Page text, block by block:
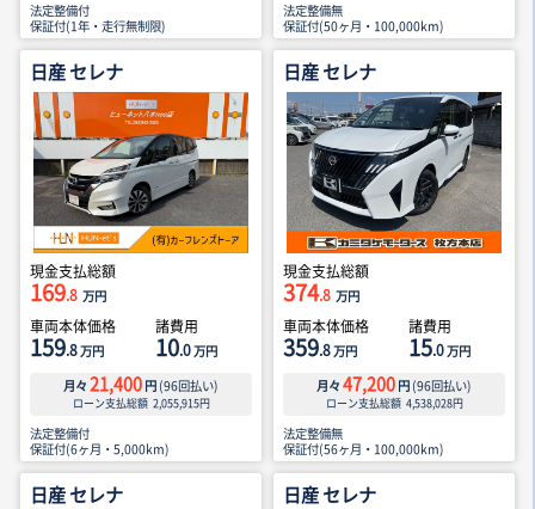
法定整備付
保証付(1年・走行無制限)
法定整備無
保証付(50ヶ月・100,000km)
日産 セレナ
現金支払総額
169.8 万円
車両本体価格
159.8万円
諸費用
10.0万円
月々 21,400 円 (96回払い)
ローン支払総額 2,055,915円
法定整備付
保証付(6ヶ月・5,000km)
日産 セレナ
現金支払総額
374.8 万円
車両本体価格
359.8万円
諸費用
15.0万円
月々 47,200 円 (96回払い)
ローン支払総額 4,538,028円
法定整備無
保証付(56ヶ月・100,000km)
日産 セレナ 日産 セレナ